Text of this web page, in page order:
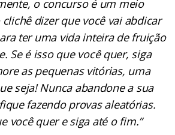
o concurso é um meio
dizer que você vai abdicar
ter uma vida inteira de fruição
Se é isso que você quer, siga
as pequenas vitórias, uma
seja! Nunca abandone a sua
fazendo provas aleatórias.
você quer e siga até o fim.”